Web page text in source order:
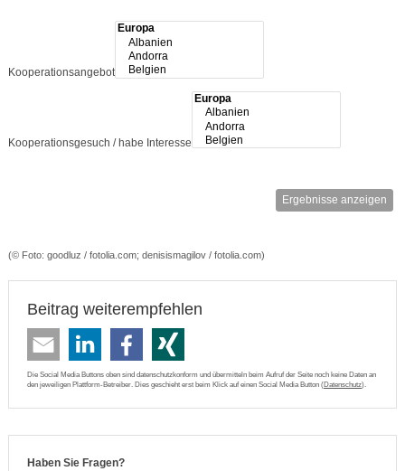
Kooperationsangebot
Kooperationsgesuch / habe Interesse
Ergebnisse anzeigen
(© Foto: goodluz / fotolia.com; denisismagilov / fotolia.com)
Beitrag weiterempfehlen
Die Social Media Buttons oben sind datenschutzkonform und übermitteln beim Aufruf der Seite noch keine Daten an
den jeweiligen Plattform-Betreiber. Dies geschieht erst beim Klick auf einen Social Media Button (Datenschutz).
Haben Sie Fragen?